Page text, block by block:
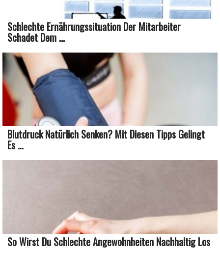
Schlechte Ernährungssituation Der Mitarbeiter
Schadet Dem ...
Blutdruck Natürlich Senken? Mit Diesen Tipps Gelingt
Es ...
So Wirst Du Schlechte Angewohnheiten Nachhaltig Los